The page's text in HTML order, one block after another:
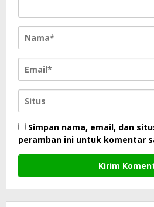
Simpan nama, email, dan
peramban ini untuk komentar